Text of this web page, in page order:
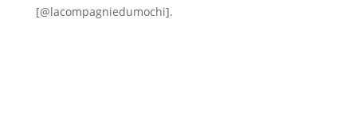
[@lacompagniedumochi].